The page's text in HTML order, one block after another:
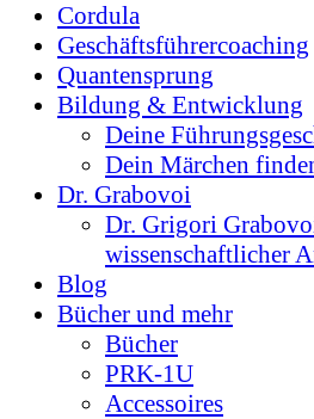
Cordula
Geschäftsführercoaching
Quantensprung
Bildung & Entwicklung
Deine
Dein Märchen
Dr. Grabovoi
Dr. Grigori
wissenschaftlicher
Blog
Bücher und mehr
Bücher
PRK-1U
Accessoires